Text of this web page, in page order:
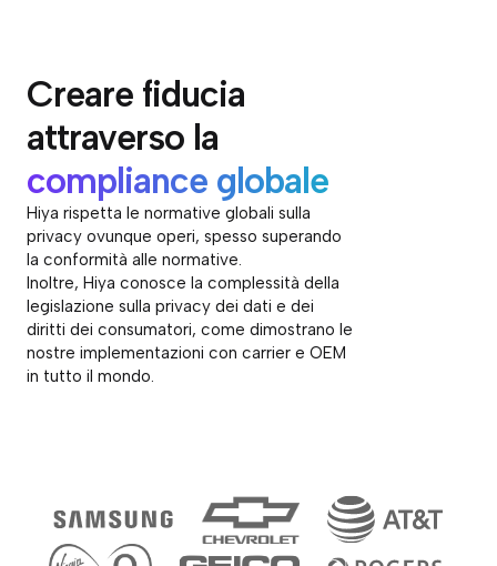
Creare fiducia
attraverso la
compliance globale
Hiya rispetta le normative globali sulla
privacy ovunque operi, spesso superando
la conformità alle normative.
Inoltre, Hiya conosce la complessità della
legislazione sulla privacy dei dati e dei
diritti dei consumatori, come dimostrano le
nostre implementazioni con carrier e OEM
in tutto il mondo.